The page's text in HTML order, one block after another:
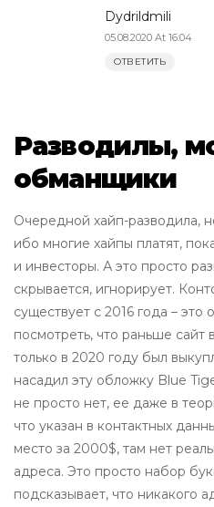
Dydrildmili
05.08.2020 At 16:04
ОТВЕТИТЬ
Разводилы,
обманщики
Очередной хайп-разводила,
ибо многие хайпы платят,
и инвесторы. А это просто
скрывается, игнорирует.
существует с 2016 года – это
посмотреть, что раньше
только в 2020 году был
насадил эту обложку Blue
не просто нет, ее даже в
что указан в контактных
место за 2000$, там нет
адреса. Это просто набор
подсказывает, что никакого